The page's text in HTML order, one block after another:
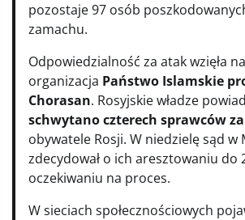
pozostaje 97 osób
zamachu.
Odpowiedzialność za atak wzięła
organizacja Państwo Islamskie
Chorasan. Rosyjskie władze
schwytano czterech sprawców
obywatele Rosji. W niedzielę sąd w
zdecydował o ich aresztowaniu do
oczekiwaniu na proces.
W sieciach społecznościowych